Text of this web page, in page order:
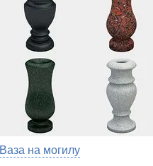
Ваза на могилу